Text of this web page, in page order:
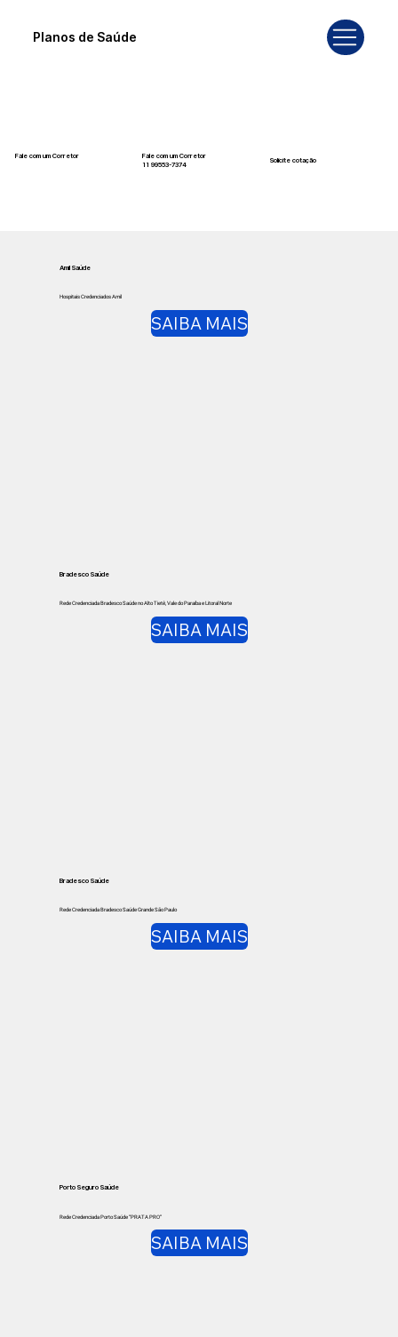
Planos de Saúde
Amil Saúde
Hospitais Credenciados Amil
SAIBA MAIS
Bradesco Saúde
Rede Credenciada Bradesco Saúde no Alto Tietê, Vale do Paraíba e Litoral Norte
SAIBA MAIS
Bradesco Saúde
Rede Credenciada Bradesco Saúde Grande São Paulo
SAIBA MAIS
Porto Seguro Saúde
Rede Credenciada Porto Saúde “PRATA PRO”
SAIBA MAIS
Fale com um Corretor
Fale com um Corretor
11 99553-7374
Solicite cotação